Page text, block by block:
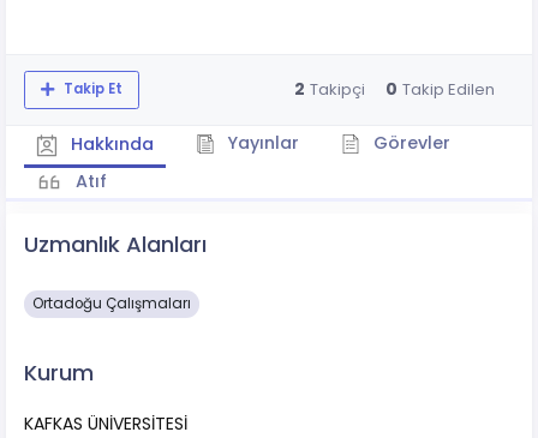
Takip Et 2 Takipçi 0 Takip Edilen
Hakkında Yayınlar
Görevler
Atıf
Uzmanlık Alanları
Ortadoğu Çalışmaları
Kurum
KAFKAS ÜNİVERSİTESİ